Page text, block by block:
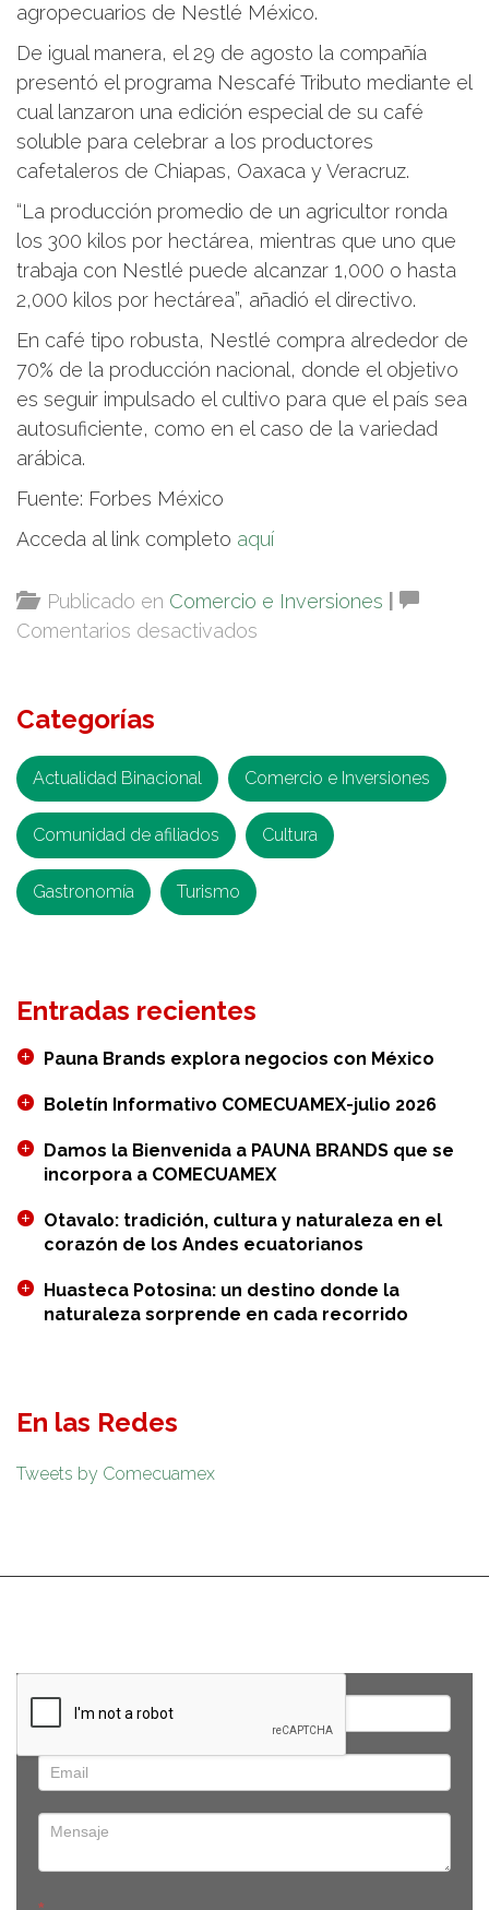
agropecuarios de Nestlé México.
De igual manera, el 29 de agosto la compañía
presentó el programa Nescafé Tributo mediante el
cual lanzaron una edición especial de su café
soluble para celebrar a los productores
cafetaleros de Chiapas, Oaxaca y Veracruz.
“La producción promedio de un agricultor ronda
los 300 kilos por hectárea, mientras que uno que
trabaja con Nestlé puede alcanzar 1,000 o hasta
2,000 kilos por hectárea”, añadió el directivo.
En café tipo robusta, Nestlé compra alrededor de
70% de la producción nacional, donde el objetivo
es seguir impulsado el cultivo para que el país sea
autosuficiente, como en el caso de la variedad
arábica.
Fuente: Forbes México
Acceda al link completo aquí
Publicado en Comercio e Inversiones
Comentarios desactivados
de
pesos
en
producción
Categorías
Actualidad Binacional Comercio e Inversiones
Comunidad de afiliados Cultura
Gastronomía Turismo
Entradas recientes
Pauna Brands explora negocios con México
Boletín Informativo COMECUAMEX-julio 2026
Damos la Bienvenida a PAUNA BRANDS que se
incorpora a COMECUAMEX
Otavalo: tradición, cultura y naturaleza en el
corazón de los Andes ecuatorianos
Huasteca Potosina: un destino donde la
naturaleza sorprende en cada recorrido
En las Redes
Tweets by Comecuamex